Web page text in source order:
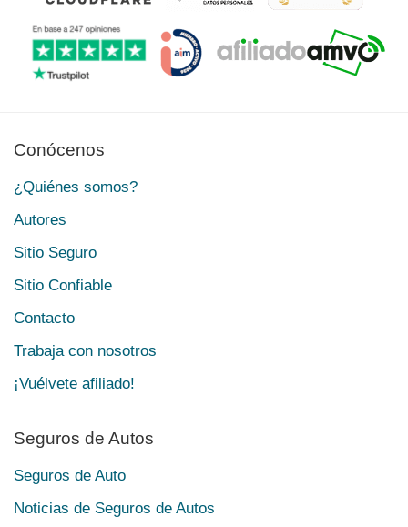
Conócenos
¿Quiénes somos?
Autores
Sitio Seguro
Sitio Confiable
Contacto
Trabaja con nosotros
¡Vuélvete afiliado!
Seguros de Autos
Seguros de Auto
Noticias de Seguros de Autos